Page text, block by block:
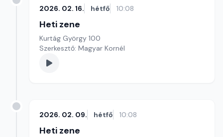
2026. 02. 16. hétfő 10:08
Heti zene
Kurtág György 100
Szerkesztő: Magyar Kornél
2026. 02. 09. hétfő 10:08
Heti zene